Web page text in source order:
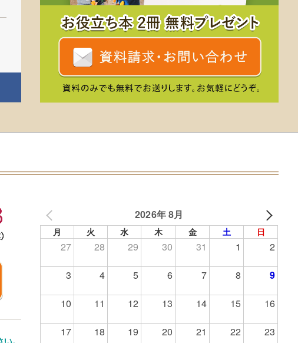
2026年 8月
月 火 水 木 金 土 日
27 28 29 30 31 1 2
3 4 5 6 7 8 9
10 11 12 13 14 15 16
17 18 19 20 21 22 23